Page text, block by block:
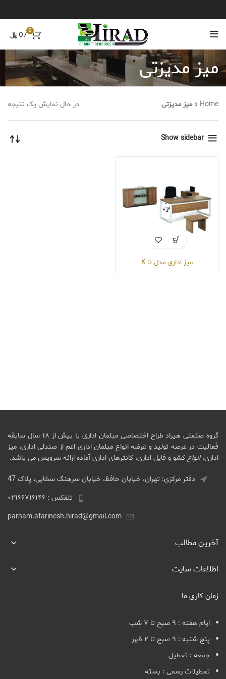
0
/
0 ﷼
میز مدیزتی
Home
»میز مدیزتی در حال نمایش یک نتیجه
Show sidebar
میز اداری مدل K-5
گروه صنعتی هیراد طراح اختصاصی مبلمان اداری با بیش از ۱۸ سال سابقه
فعالیت در عرصه تولید و عرضه انواع مبلمان اداری اعم از صندلی اداری، میز
اداری،انواعکشو و فایل اداری، کانترهای اداری آماده ارائه سرویس می باشد.
دفتر مرکزی: تهران، خیابان حافظ، خیابان سرهنگ سخایی، پلاک 47
تلفکس : ۰۲۱۶۶۷۱۶۱۴۶
parham.afarinesh.hirad@gmail.com
آخرین مطالب
اطلاعات سایت
زمان کاری ما
ایام هفته : ۹ صبح تا ۷ شب
پنج شنبه : ۹ صبح تا ۲ ظهر
جمعه : تعطیل
تعطیلات رسمی : بسته